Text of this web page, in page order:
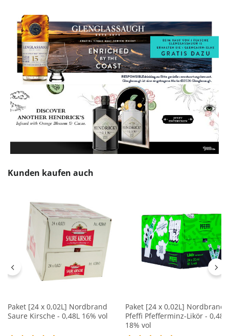
Produktgalerie überspringen
Kunden kaufen auch
Paket [24 x 0,02L] Nordbrand
Saure Kirsche - 0,48L 16% vol
Paket [24 x 0,02L] Nordbrand
Pfeffi Pfefferminz-Likör - 0,48L
18% vol